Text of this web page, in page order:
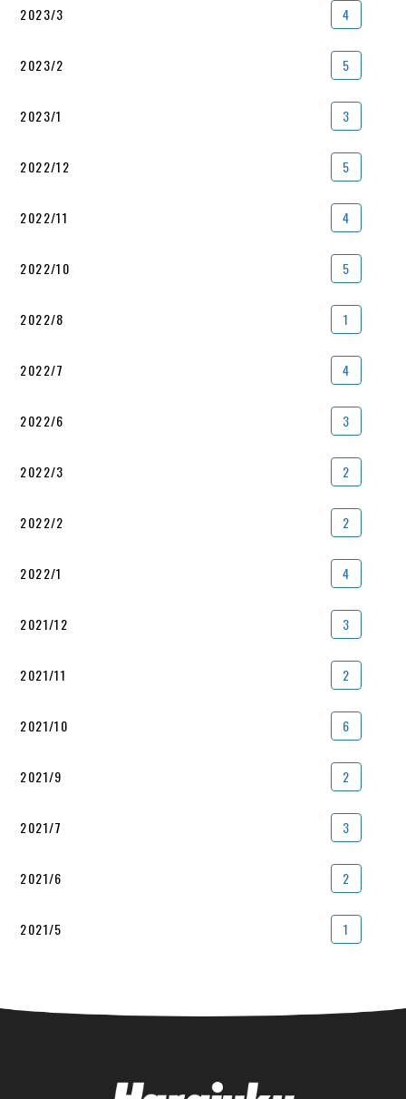
2023/3 4
2023/2 5
2023/1 3
2022/12 5
2022/11 4
2022/10 5
2022/8 1
2022/7 4
2022/6 3
2022/3 2
2022/2 2
2022/1 4
2021/12 3
2021/11 2
2021/10 6
2021/9 2
2021/7 3
2021/6 2
2021/5 1